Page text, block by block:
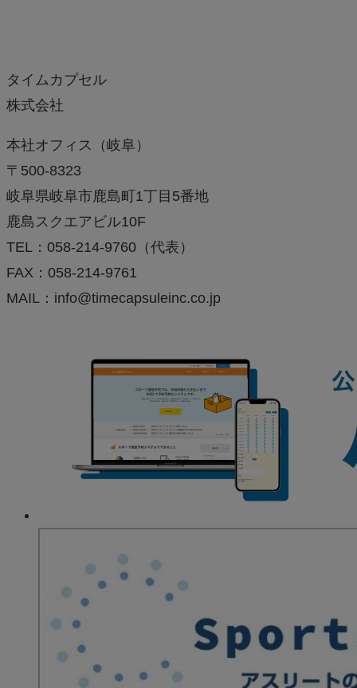
タイムカプセル
株式会社
本社オフィス（岐阜）
〒500-8323
岐阜県岐阜市鹿島町1丁目5番地
鹿島スクエアビル10F
TEL：058-214-9760（代表）
FAX：058-214-9761
MAIL：info@timecapsuleinc.co.jp